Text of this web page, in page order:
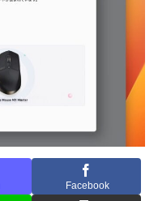
Facebook